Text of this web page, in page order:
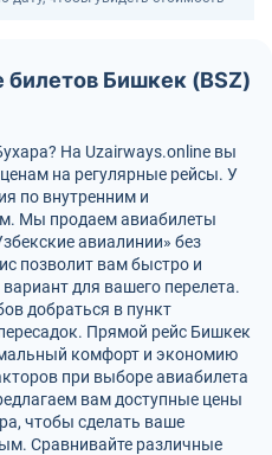
билетов Бишкек (BSZ)
На Uzairways.online вы
на регулярные рейсы. У
по внутренним и
Мы продаем авиабилеты
авиалинии» без
позволит вам быстро и
для вашего перелета.
добраться в пункт
Прямой рейс Бишкек
комфорт и экономию
при выборе авиабилета
вам доступные цены
чтобы сделать ваше
Сравнивайте различные